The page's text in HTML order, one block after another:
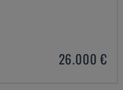
26.000 €